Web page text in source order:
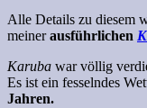
Alle Details zu diesem
meinerausführlichen
Karuba war völlig
Es ist ein fesselndes
Jahren.